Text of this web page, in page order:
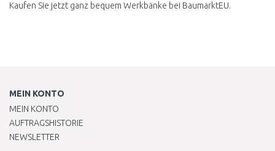
Kaufen Sie jetzt ganz bequem Werkbänke bei BaumarktEU.
MEIN KONTO
MEIN KONTO
AUFTRAGSHISTORIE
NEWSLETTER